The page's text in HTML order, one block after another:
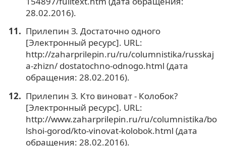
28.02.2016).
Прилепин З. Достаточно одного
[Электронный ресурс]. URL:
http://zaharprilepin.ru/ru/columnistika/russkaj
a-zhizn/ dostatochno-odnogo.html (дата
обращения: 28.02.2016).
Прилепин З. Кто виноват - Колобок?
[Электронный ресурс]. URL:
http://www.zaharprilepin.ru/ru/columnistika/bo
lshoi-gorod/kto-vinovat-kolobok.html (дата
обращения: 28.02.2016).